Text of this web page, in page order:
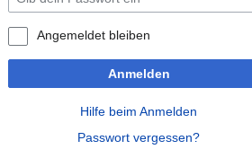
Angemeldet bleiben
Anmelden
Hilfe beim Anmelden
Passwort vergessen?